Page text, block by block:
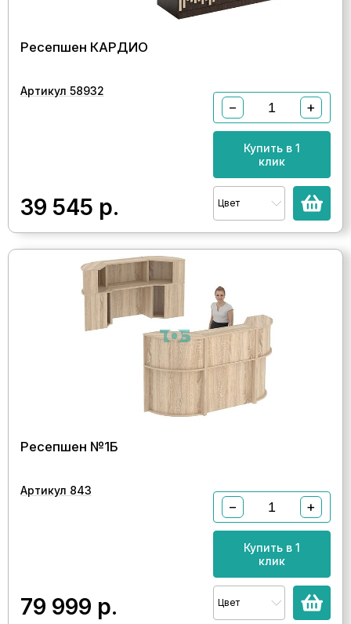
Ресепшен КАРДИО
Артикул 58932
39 545 р.
− +
Купить в 1
клик
Цвет
Ресепшен №1Б
Артикул 843
79 999 р.
− +
Купить в 1
клик
Цвет